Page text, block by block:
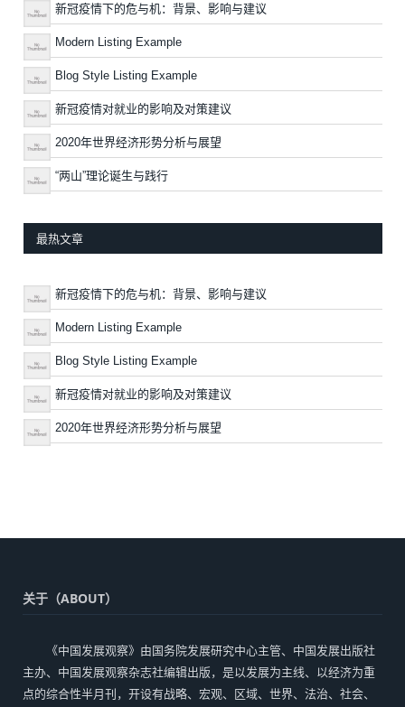
新冠疫情下的危与机：背景、影响与建议
Modern Listing Example
Blog Style Listing Example
新冠疫情对就业的影响及对策建议
2020年世界经济形势分析与展望
“两山”理论诞生与践行
最热文章
新冠疫情下的危与机：背景、影响与建议
Modern Listing Example
Blog Style Listing Example
新冠疫情对就业的影响及对策建议
2020年世界经济形势分析与展望
关于（ABOUT）
《中国发展观察》由国务院发展研究中心主管、中国发展出版社
主办、中国发展观察杂志社编辑出版，是以发展为主线、以经济为重
点的综合性半月刊，开设有战略、宏观、区域、世界、法治、社会、